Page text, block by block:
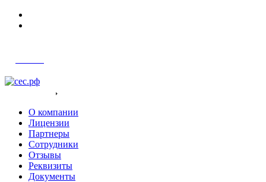
О компании
Лицензии
Партнеры
Сотрудники
Отзывы
Реквизиты
Документы